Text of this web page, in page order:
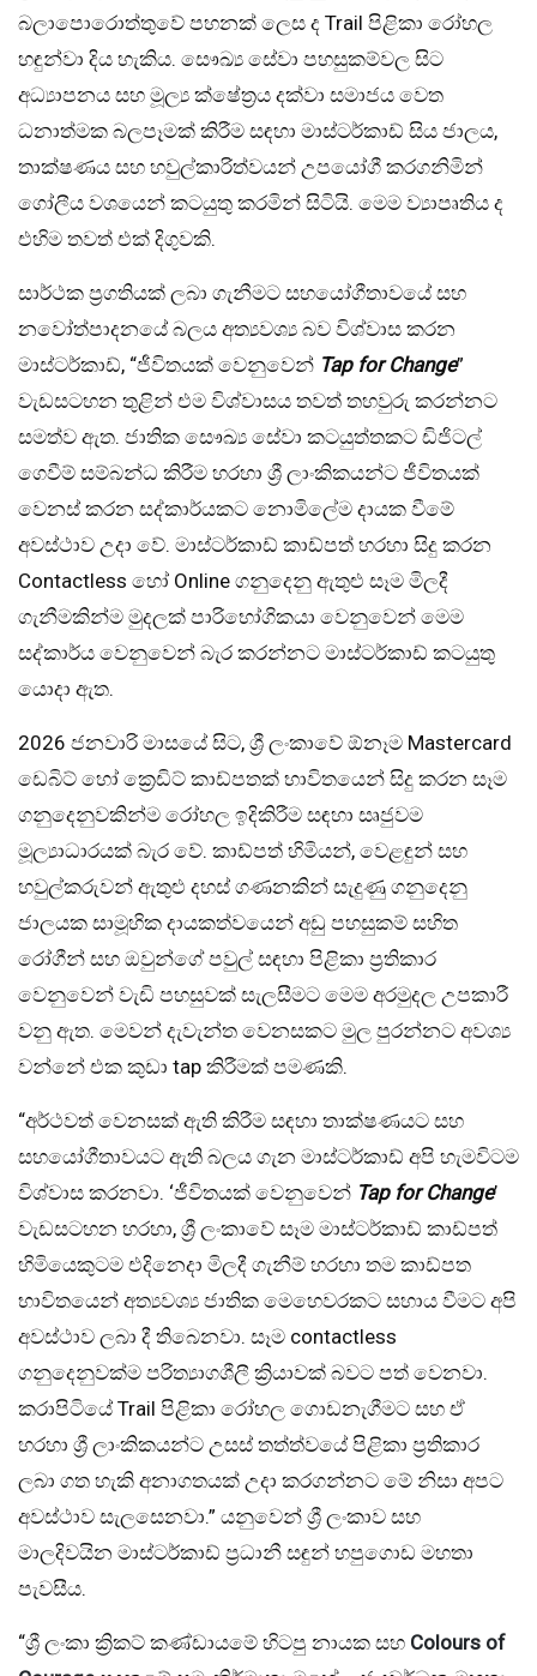
බලාපොරොත්තුවේ පහනක් ලෙස ද Trail පිළිකා රෝහල
හඳුන්වා දිය හැකිය. සෞඛ්‍ය සේවා පහසුකම්වල සිට
අධ්‍යාපනය සහ මූල්‍ය ක්ෂේත්‍රය දක්වා සමාජය වෙත
ධනාත්මක බලපෑමක් කිරීම සඳහා මාස්ටර්කාඩ් සිය ජාලය,
තාක්ෂණය සහ හවුල්කාරිත්වයන් උපයෝගී කරගනිමින්
ගෝලීය වශයෙන් කටයුතු කරමින් සිටියි. මෙම ව්‍යාපෘතිය ද
එහිම තවත් එක් දිගුවකි.
සාර්ථක ප්‍රගතියක් ලබා ගැනීමට සහයෝගීතාවයේ සහ
නවෝත්පාදනයේ බලය අත්‍යවශ්‍ය බව විශ්වාස කරන
මාස්ටර්කාඩ්, “ජීවිතයක් වෙනුවෙන් Tap for Change”
වැඩසටහන තුළින් එම විශ්වාසය තවත් තහවුරු කරන්නට
සමත්ව ඇත. ජාතික සෞඛ්‍ය සේවා කටයුත්තකට ඩිජිටල්
ගෙවීම් සම්බන්ධ කිරීම හරහා ශ්‍රී ලාංකිකයන්ට ජීවිතයක්
වෙනස් කරන සද්කාර්යකට නොමිලේම දායක වීමේ
අවස්ථාව උදා වේ. මාස්ටර්කාඩ් කාඩ්පත් හරහා සිදු කරන
Contactless හෝ Online ගනුදෙනු ඇතුළු සෑම මිලදී
ගැනීමකින්ම මුදලක් පාරිභෝගිකයා වෙනුවෙන් මෙම
සද්කාර්ය වෙනුවෙන් බැර කරන්නට මාස්ටර්කාඩ් කටයුතු
යොදා ඇත.
2026 ජනවාරි මාසයේ සිට, ශ්‍රී ලංකාවේ ඕනෑම Mastercard
ඩෙබිට් හෝ ක්‍රෙඩිට් කාඩ්පතක් භාවිතයෙන් සිදු කරන සෑම
ගනුදෙනුවකින්ම රෝහල ඉදිකිරීම සඳහා සෘජුවම
මූල්‍යාධාරයක් බැර වේ. කාඩ්පත් හිමියන්, වෙළඳුන් සහ
හවුල්කරුවන් ඇතුළු දහස් ගණනකින් සැදුණු ගනුදෙනු
ජාලයක සාමූහික දායකත්වයෙන් අඩු පහසුකම් සහිත
රෝගීන් සහ ඔවුන්ගේ පවුල් සඳහා පිළිකා ප්‍රතිකාර
වෙනුවෙන් වැඩි පහසුවක් සැලසීමට මෙම අරමුදල උපකාරී
වනු ඇත. මෙවන් දැවැන්ත වෙනසකට මුල පුරන්නට අවශ්‍ය
වන්නේ එක කුඩා tap කිරීමක් පමණකි.
“අර්ථවත් වෙනසක් ඇති කිරීම සඳහා තාක්ෂණයට සහ
සහයෝගීතාවයට ඇති බලය ගැන මාස්ටර්කාඩ් අපි හැමවිටම
විශ්වාස කරනවා. ‘ජීවිතයක් වෙනුවෙන් Tap for Change’
වැඩසටහන හරහා, ශ්‍රී ලංකාවේ සෑම මාස්ටර්කාඩ් කාඩ්පත්
හිමියෙකුටම එදිනෙදා මිලදී ගැනීම් හරහා තම කාඩ්පත
භාවිතයෙන් අත්‍යවශ්‍ය ජාතික මෙහෙවරකට සහාය වීමට අපි
අවස්ථාව ලබා දී තිබෙනවා. සෑම contactless
ගනුදෙනුවක්ම පරිත්‍යාගශීලී ක්‍රියාවක් බවට පත් වෙනවා.
කරාපිටියේ Trail පිළිකා රෝහල ගොඩනැගීමට සහ ඒ
හරහා ශ්‍රී ලාංකිකයන්ට උසස් තත්ත්වයේ පිළිකා ප්‍රතිකාර
ලබා ගත හැකි අනාගතයක් උදා කරගන්නට මේ නිසා අපට
අවස්ථාව සැලසෙනවා.” යනුවෙන් ශ්‍රී ලංකාව සහ
මාලදිවයින මාස්ටර්කාඩ් ප්‍රධානී සඳුන් හපුගොඩ මහතා
පැවසීය.
“ශ්‍රී ලංකා ක්‍රිකට් කණ්ඩායමේ හිටපු නායක සහ Colours of